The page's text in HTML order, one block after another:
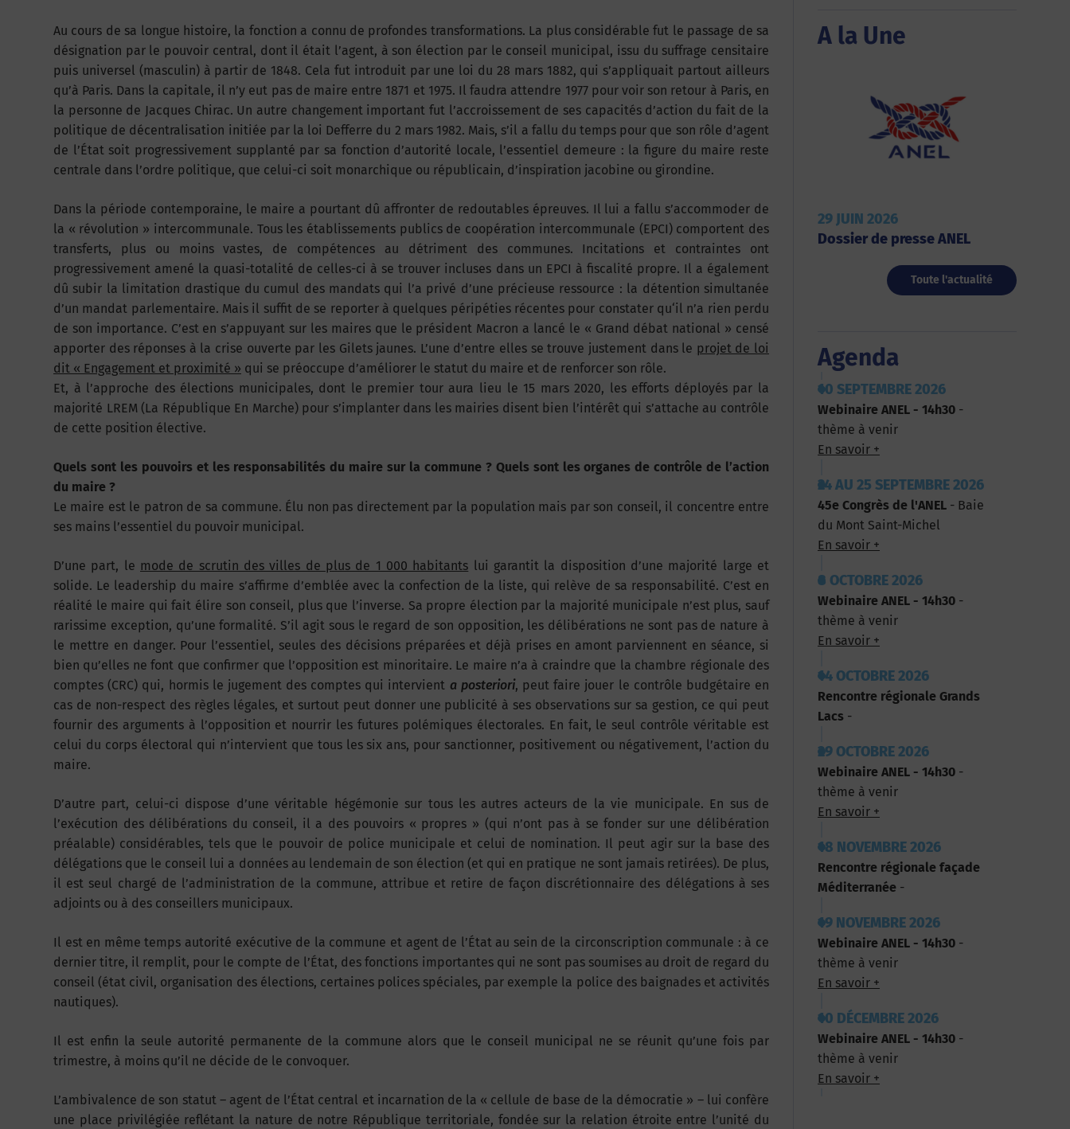
Au cours de sa longue histoire, la fonction a connu de profondes transformations. La plus considérable fut le passage de sa
désignation par le pouvoir central, dont il était l’agent, à son élection par le conseil municipal, issu du suffrage censitaire
puis universel (masculin) à partir de 1848. Cela fut introduit par une loi du 28 mars 1882, qui s’appliquait partout ailleurs
qu’à Paris. Dans la capitale, il n’y eut pas de maire entre 1871 et 1975. Il faudra attendre 1977 pour voir son retour à Paris, en
la personne de Jacques Chirac. Un autre changement important fut l’accroissement de ses capacités d’action du fait de la
politique de décentralisation initiée par la loi Defferre du 2 mars 1982. Mais, s’il a fallu du temps pour que son rôle d’agent
de l’État soit progressivement supplanté par sa fonction d’autorité locale, l’essentiel demeure : la figure du maire reste
centrale dans l’ordre politique, que celui-ci soit monarchique ou républicain, d’inspiration jacobine ou girondine.
Dans la période contemporaine, le maire a pourtant dû affronter de redoutables épreuves. Il lui a fallu s’accommoder de
la « révolution » intercommunale. Tous les établissements publics de coopération intercommunale (EPCI) comportent des
transferts, plus ou moins vastes, de compétences au détriment des communes. Incitations et contraintes ont
progressivement amené la quasi-totalité de celles-ci à se trouver incluses dans un EPCI à fiscalité propre. Il a également
dû subir la limitation drastique du cumul des mandats qui l’a privé d’une précieuse ressource : la détention simultanée
d’un mandat parlementaire. Mais il suffit de se reporter à quelques péripéties récentes pour constater qu‘il n’a rien perdu
de son importance. C’est en s’appuyant sur les maires que le président Macron a lancé le « Grand débat national » censé
apporter des réponses à la crise ouverte par les Gilets jaunes. L’une d’entre elles se trouve justement dans le projet de loi
dit « Engagement et proximité » qui se préoccupe d’améliorer le statut du maire et de renforcer son rôle.
Et, à l’approche des élections municipales, dont le premier tour aura lieu le 15 mars 2020, les efforts déployés par la
majorité LREM (La République En Marche) pour s’implanter dans les mairies disent bien l’intérêt qui s’attache au contrôle
de cette position élective.
Quels sont les pouvoirs et les responsabilités du maire sur la commune ? Quels sont les organes de contrôle de l’action
du maire ?
Le maire est le patron de sa commune. Élu non pas directement par la population mais par son conseil, il concentre entre
ses mains l’essentiel du pouvoir municipal.
D’une part, le mode de scrutin des villes de plus de 1 000 habitants lui garantit la disposition d’une majorité large et
solide. Le leadership du maire s’affirme d’emblée avec la confection de la liste, qui relève de sa responsabilité. C’est en
réalité le maire qui fait élire son conseil, plus que l’inverse. Sa propre élection par la majorité municipale n’est plus, sauf
rarissime exception, qu’une formalité. S’il agit sous le regard de son opposition, les délibérations ne sont pas de nature à
le mettre en danger. Pour l’essentiel, seules des décisions préparées et déjà prises en amont parviennent en séance, si
bien qu’elles ne font que confirmer que l’opposition est minoritaire. Le maire n’a à craindre que la chambre régionale des
comptes (CRC) qui, hormis le jugement des comptes qui intervient a posteriori, peut faire jouer le contrôle budgétaire en
cas de non-respect des règles légales, et surtout peut donner une publicité à ses observations sur sa gestion, ce qui peut
fournir des arguments à l’opposition et nourrir les futures polémiques électorales. En fait, le seul contrôle véritable est
celui du corps électoral qui n’intervient que tous les six ans, pour sanctionner, positivement ou négativement, l’action du
maire.
D’autre part, celui-ci dispose d’une véritable hégémonie sur tous les autres acteurs de la vie municipale. En sus de
l’exécution des délibérations du conseil, il a des pouvoirs « propres » (qui n’ont pas à se fonder sur une délibération
préalable) considérables, tels que le pouvoir de police municipale et celui de nomination. Il peut agir sur la base des
délégations que le conseil lui a données au lendemain de son élection (et qui en pratique ne sont jamais retirées). De plus,
il est seul chargé de l’administration de la commune, attribue et retire de façon discrétionnaire des délégations à ses
adjoints ou à des conseillers municipaux.
Il est en même temps autorité exécutive de la commune et agent de l’État au sein de la circonscription communale : à ce
dernier titre, il remplit, pour le compte de l’État, des fonctions importantes qui ne sont pas soumises au droit de regard du
conseil (état civil, organisation des élections, certaines polices spéciales, par exemple la police des baignades et activités
nautiques).
Il est enfin la seule autorité permanente de la commune alors que le conseil municipal ne se réunit qu’une fois par
trimestre, à moins qu’il ne décide de le convoquer.
L’ambivalence de son statut – agent de l’État central et incarnation de la « cellule de base de la démocratie » – lui confère
une place privilégiée reflétant la nature de notre République territoriale, fondée sur la relation étroite entre l’unité du
A la Une
29 JUIN 2026
Dossier de presse ANEL
Toute l'actualité
Agenda
10 SEPTEMBRE 2026
Webinaire ANEL - 14h30 -
thème à venir
En savoir +
24 AU 25 SEPTEMBRE 2026
45e Congrès de l'ANEL - Baie
du Mont Saint-Michel
En savoir +
8 OCTOBRE 2026
Webinaire ANEL - 14h30 -
thème à venir
En savoir +
14 OCTOBRE 2026
Rencontre régionale Grands
Lacs -
29 OCTOBRE 2026
Webinaire ANEL - 14h30 -
thème à venir
En savoir +
18 NOVEMBRE 2026
Rencontre régionale façade
Méditerranée -
19 NOVEMBRE 2026
Webinaire ANEL - 14h30 -
thème à venir
En savoir +
10 DÉCEMBRE 2026
Webinaire ANEL - 14h30 -
thème à venir
En savoir +